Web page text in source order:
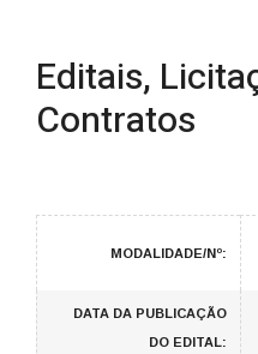
Editais,
Contratos
MODALIDADE/Nº:
DATA DA PUBLICAÇÃO
DO EDITAL: